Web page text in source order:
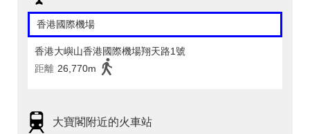
香港國際機場
香港大嶼山香港國際機場翔天路1號
距離 26,770m
大寶閣附近的火車站